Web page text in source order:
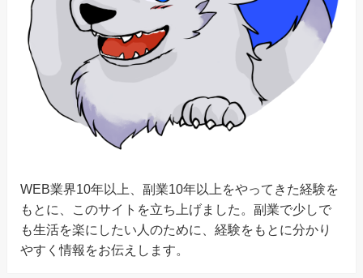
WEB業界10年以上、副業10年以上をやってきた経験を
もとに、このサイトを立ち上げました。副業で少しで
も生活を楽にしたい人のために、経験をもとに分かり
やすく情報をお伝えします。